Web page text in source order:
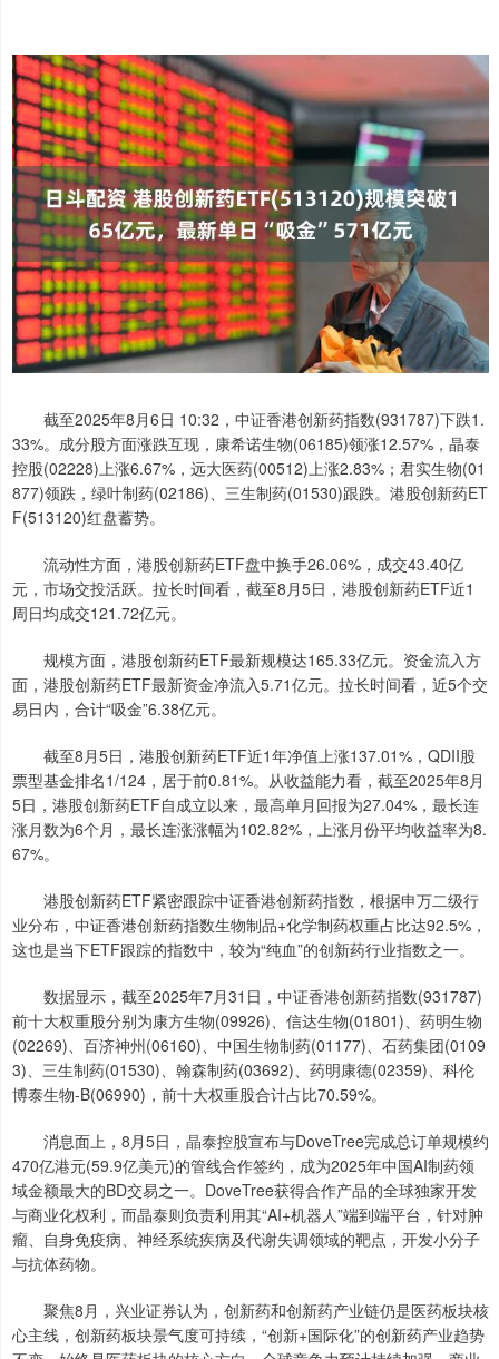
截至2025年8月6日 10:32，中证香港创新药指数(931787)下跌1.
33%。成分股方面涨跌互现，康希诺生物(06185)领涨12.57%，晶泰
控股(02228)上涨6.67%，远大医药(00512)上涨2.83%；君实生物(01
877)领跌，绿叶制药(02186)、三生制药(01530)跟跌。港股创新药ET
F(513120)红盘蓄势。
流动性方面，港股创新药ETF盘中换手26.06%，成交43.40亿
元，市场交投活跃。拉长时间看，截至8月5日，港股创新药ETF近1
周日均成交121.72亿元。
规模方面，港股创新药ETF最新规模达165.33亿元。资金流入方
面，港股创新药ETF最新资金净流入5.71亿元。拉长时间看，近5个交
易日内，合计“吸金”6.38亿元。
截至8月5日，港股创新药ETF近1年净值上涨137.01%，QDII股
票型基金排名1/124，居于前0.81%。从收益能力看，截至2025年8月
5日，港股创新药ETF自成立以来，最高单月回报为27.04%，最长连
涨月数为6个月，最长连涨涨幅为102.82%，上涨月份平均收益率为8.
67%。
港股创新药ETF紧密跟踪中证香港创新药指数，根据申万二级行
业分布，中证香港创新药指数生物制品+化学制药权重占比达92.5%，
这也是当下ETF跟踪的指数中，较为“纯血”的创新药行业指数之一。
数据显示，截至2025年7月31日，中证香港创新药指数(931787)
前十大权重股分别为康方生物(09926)、信达生物(01801)、药明生物
(02269)、百济神州(06160)、中国生物制药(01177)、石药集团(0109
3)、三生制药(01530)、翰森制药(03692)、药明康德(02359)、科伦
博泰生物-B(06990)，前十大权重股合计占比70.59%。
消息面上，8月5日，晶泰控股宣布与DoveTree完成总订单规模约
470亿港元(59.9亿美元)的管线合作签约，成为2025年中国AI制药领
域金额最大的BD交易之一。DoveTree获得合作产品的全球独家开发
与商业化权利，而晶泰则负责利用其“AI+机器人”端到端平台，针对肿
瘤、自身免疫病、神经系统疾病及代谢失调领域的靶点，开发小分子
与抗体药物。
聚焦8月，兴业证券认为，创新药和创新药产业链仍是医药板块核
心主线，创新药板块景气度可持续，“创新+国际化”的创新药产业趋势